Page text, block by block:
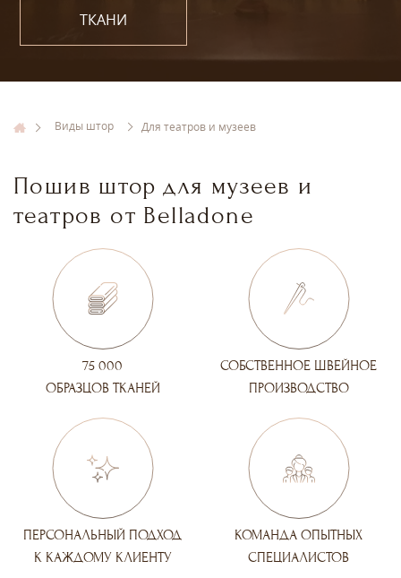
ТКАНИ
Виды штор Для театров и музеев
Пошив штор для музеев и
театров от Belladone
75 000
ОБРАЗЦОВ ТКАНЕЙ
СОБСТВЕННОЕ ШВЕЙНОЕ
ПРОИЗВОДСТВО
ПЕРСОНАЛЬНЫЙ ПОДХОД
К КАЖДОМУ КЛИЕНТУ
КОМАНДА ОПЫТНЫХ
СПЕЦИАЛИСТОВ